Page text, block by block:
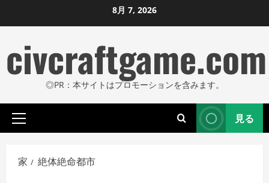
ン
ン
ツ
ス
ッ
8月 7, 2026
civcraftgame.com
◎PR：本サイトはプロモーションを含みます。
プ
イ
マ
見る
家 絶体絶命都市